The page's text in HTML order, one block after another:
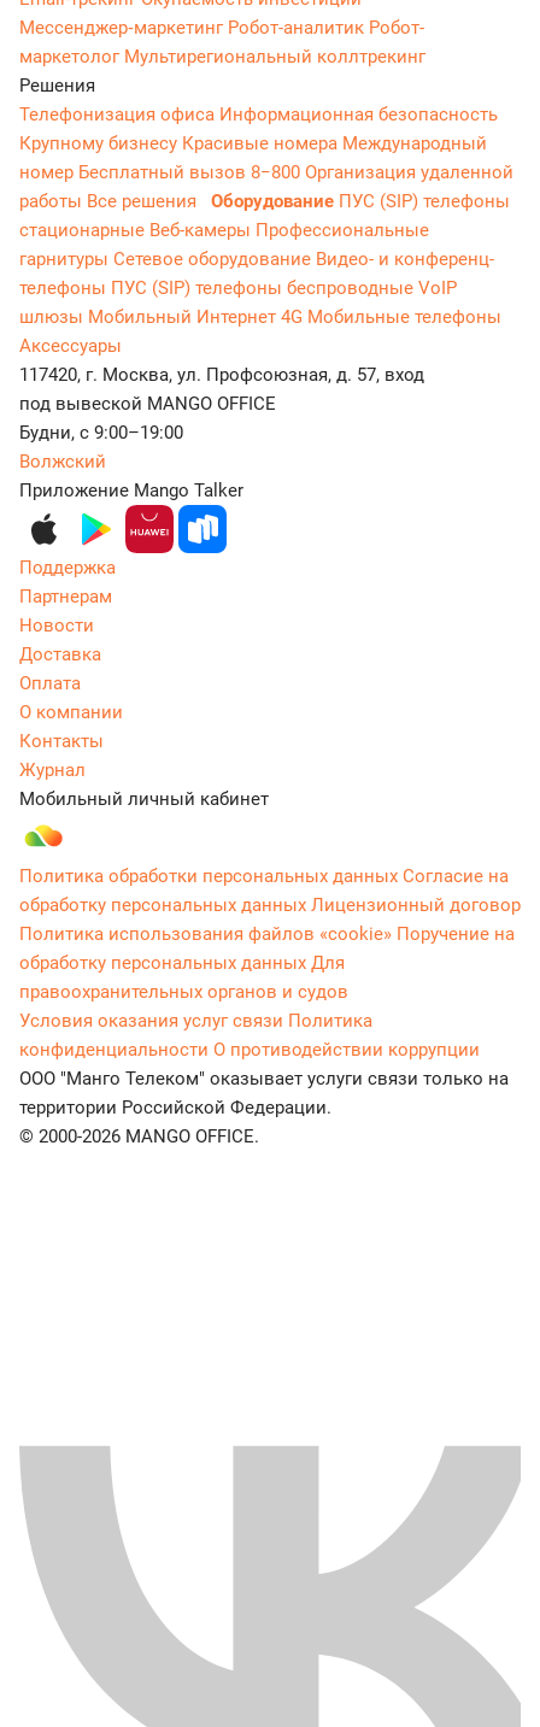
Мессенджер‑маркетинг Робот-аналитик Робот-
маркетолог Мультирегиональный коллтрекинг
Решения
Телефонизация офиса Информационная безопасность
Крупному бизнесу Красивые номера Международный
номер Бесплатный вызов 8−800 Организация удаленной
работы Все решения Оборудование ПУС (SIP) телефоны
стационарные Веб-камеры Профессиональные
гарнитуры Сетевое оборудование Видео- и конференц-
телефоны ПУС (SIP) телефоны беспроводные VoIP
шлюзы Мобильный Интернет 4G Мобильные телефоны
Аксессуары
117420, г. Москва, ул. Профсоюзная, д. 57, вход
под вывеской MANGO OFFICE
Будни, с 9:00–19:00
Волжский
Приложение Mango Talker
Поддержка
Партнерам
Новости
Доставка
Оплата
О компании
Контакты
Журнал
Мобильный личный кабинет
Политика обработки персональных данных Согласие на
обработку персональных данных Лицензионный договор
Политика использования файлов «cookie» Поручение на
обработку персональных данных Для
правоохранительных органов и судов
Условия оказания услуг связи Политика
конфиденциальности О противодействии коррупции
ООО "Манго Телеком" оказывает услуги связи только на
территории Российской Федерации.
© 2000-2026 MANGO OFFICE.